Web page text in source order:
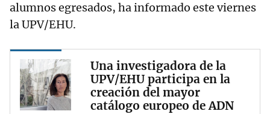
alumnos egresados, ha informado este viernes
la UPV/EHU.
Una investigadora de la
UPV/EHU participa en la
creación del mayor
catálogo europeo de ADN